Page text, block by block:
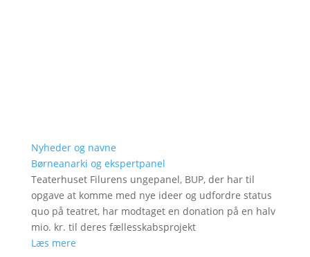
Nyheder og navne
Børneanarki og ekspertpanel
Teaterhuset Filurens ungepanel, BUP, der har til
opgave at komme med nye ideer og udfordre status
quo på teatret, har modtaget en donation på en halv
mio. kr. til deres fællesskabsprojekt
Læs mere